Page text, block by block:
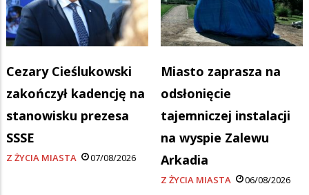
Cezary Cieślukowski
zakończył kadencję na
stanowisku prezesa
SSSE
Z ŻYCIA MIASTA 07/08/2026
Miasto zaprasza na
odsłonięcie
tajemniczej instalacji
na wyspie Zalewu
Arkadia
Z ŻYCIA MIASTA 06/08/2026